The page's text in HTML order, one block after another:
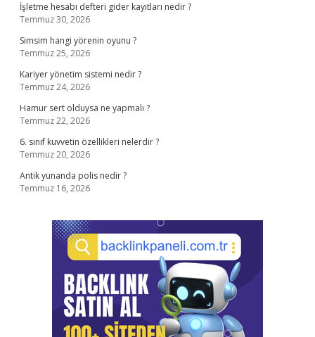
İşletme hesabı defteri gider kayıtları nedir ?
Temmuz 30, 2026
Simsim hangi yörenin oyunu ?
Temmuz 25, 2026
Kariyer yönetim sistemi nedir ?
Temmuz 24, 2026
Hamur sert olduysa ne yapmalı ?
Temmuz 22, 2026
6. sınıf kuvvetin özellikleri nelerdir ?
Temmuz 20, 2026
Antik yunanda polis nedir ?
Temmuz 16, 2026